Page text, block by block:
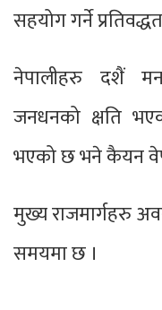
सहयोग गर्ने
नेपालीहरु दशैं
जनधनको क्षति
भएको छ भने कैयन
मुख्य राजमार्गहरु
समयमा छ ।